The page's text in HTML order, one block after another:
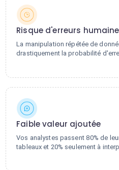
Risque d'erreurs
La manipulation répétée de
drastiquement la probabilité
Faible valeur ajoutée
Vos analystes passent 80% de
tableaux et 20% seulement à